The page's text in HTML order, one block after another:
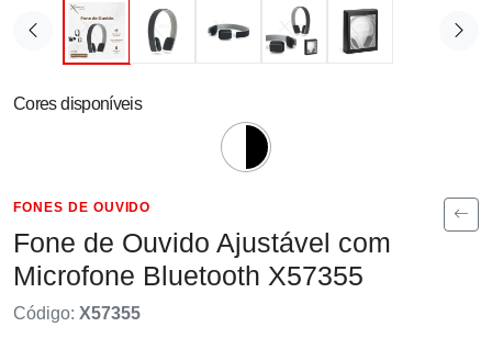
Cores disponíveis
FONES DE OUVIDO
Fone de Ouvido Ajustável com
Microfone Bluetooth X57355
Código: X57355